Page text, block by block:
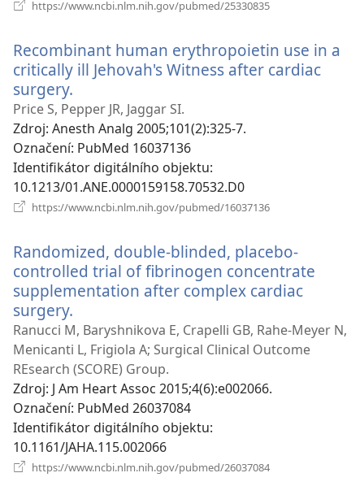
https://www.ncbi.nlm.nih.gov/pubmed/25330835
Recombinant human erythropoietin use in a
critically ill Jehovah's Witness after cardiac
surgery.
nové
okno)
Price S, Pepper JR, Jaggar SI.
Zdroj‎: Anesth Analg 2005;101(2):325-7.
Označení‎: PubMed 16037136
Identifikátor digitálního objektu‎:
10.1213/01.ANE.0000159158.70532.D0
https://www.ncbi.nlm.nih.gov/pubmed/16037136
Randomized, double-blinded, placebo-
controlled trial of fibrinogen concentrate
supplementation after complex cardiac
surgery.
nové
okno)
Ranucci M, Baryshnikova E, Crapelli GB, Rahe-Meyer N,
Menicanti L, Frigiola A; Surgical Clinical Outcome
REsearch (SCORE) Group.
Zdroj‎: J Am Heart Assoc 2015;4(6):e002066.
Označení‎: PubMed 26037084
Identifikátor digitálního objektu‎:
10.1161/JAHA.115.002066
https://www.ncbi.nlm.nih.gov/pubmed/26037084